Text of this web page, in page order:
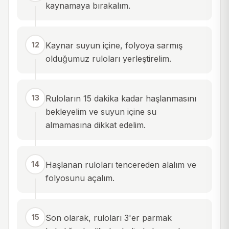
kaynamaya bırakalım.
12
Kaynar suyun içine, folyoya sarmış
olduğumuz ruloları yerleştirelim.
13
Ruloların 15 dakika kadar haşlanmasını
bekleyelim ve suyun içine su
almamasına dikkat edelim.
14
Haşlanan ruloları tencereden alalım ve
folyosunu açalım.
15
Son olarak, ruloları 3'er parmak